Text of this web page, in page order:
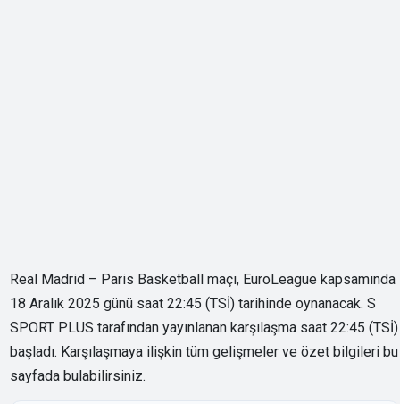
Real Madrid – Paris Basketball maçı, EuroLeague kapsamında
18 Aralık 2025 günü saat 22:45 (TSİ) tarihinde oynanacak. S
SPORT PLUS tarafından yayınlanan karşılaşma saat 22:45 (TSİ)
başladı. Karşılaşmaya ilişkin tüm gelişmeler ve özet bilgileri bu
sayfada bulabilirsiniz.